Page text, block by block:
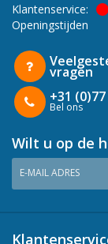
Klantenservice:
Openingstijden
vragen
+31
Bel ons
Wilt u op de
E-MAIL ADRES